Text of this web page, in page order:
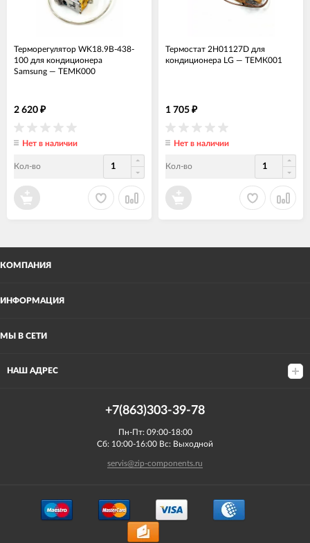
Терморегулятор WK18.9B-438-
100 для кондиционера
Samsung — ТЕМК000
2 620 ₽
Нет в наличии
Кол-во
Термостат 2H01127D для
кондиционера LG — ТЕМК001
1 705 ₽
Нет в наличии
Кол-во
КОМПАНИЯ
ИНФОРМАЦИЯ
МЫ В СЕТИ
НАШ АДРЕС
+7(863)303-39-78
Пн-Пт: 09:00-18:00
Сб: 10:00-16:00 Вс: Выходной
servis@zip-components.ru